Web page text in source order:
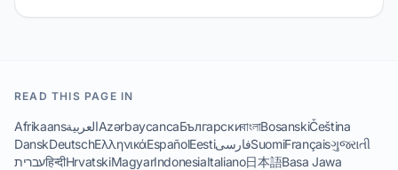
READ THIS PAGE IN
AfrikaansالعربيةAzərbaycancaБългарскиবাংলাBosanskiČeština
DanskDeutschΕλληνικάEspañolEestiفارسیSuomiFrançaisગુજરાતી
עבריתहिन्दीHrvatskiMagyarIndonesiaItaliano日本語Basa Jawa